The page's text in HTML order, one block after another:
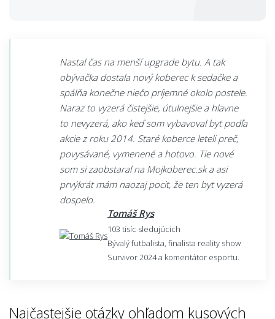
Nastal čas na menší upgrade bytu. A tak
obývačka dostala nový koberec k sedačke a
spálňa konečne niečo príjemné okolo postele.
Naraz to vyzerá čistejšie, útulnejšie a hlavne
to nevyzerá, ako keď som vybavoval byt podľa
akcie z roku 2014. Staré koberce leteli preč,
povysávané, vymenené a hotovo. Tie nové
som si zaobstaral na Mojkoberec.sk a asi
prvýkrát mám naozaj pocit, že ten byt vyzerá
dospelo.
Tomáš Rys
103 tisíc sledujúcich
Bývalý futbalista, finalista reality show
Survivor 2024 a komentátor esportu.
Najčastejšie otázky ohľadom kusových